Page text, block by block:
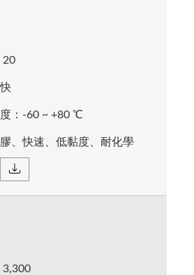
20
：-60 ~ +80 ℃
、快速、低黏度、耐化學
3,300